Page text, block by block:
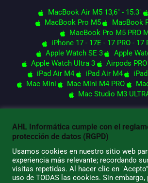
MacBook Air M5 13,6" - 15.3"
MacBook Pro M5
MacBook
MacBook Pro M5 PRO
iPhone 17 - 17E - 17 PRO - 17
Apple Watch SE 3
Apple
Apple Watch Ultra 3
Airpods PRO
iPad Air M4
iPad Air M4
Mac Mini
Mac Mini M4 PRO
Mac Studio M3
© 2026 AHL
AHL Informática cumple con el
protección de datos (RGPD)
Usamos cookies en nuestro sitio web
experiencia más relevante; recordando
visitas repetidas. Al hacer clic en
uso de TODAS las cookies. Sin embargo,